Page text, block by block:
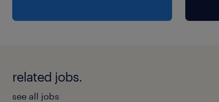
related jobs.
see all jobs